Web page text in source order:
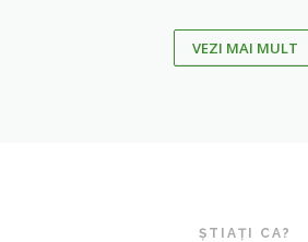
VEZI MAI MULT
ȘTIAȚI CA?